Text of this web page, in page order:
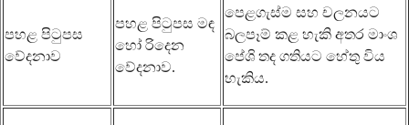
පහළ පිටුපස
වේදනාව
පහළ පිටුපස මඳ
හෝ රිදෙන
වේදනාව.
පෙළගැස්ම සහ චලනයට
බලපෑම් කළ හැකි අතර මාංශ
පේශි තද ගතියට හේතු විය
හැකිය.